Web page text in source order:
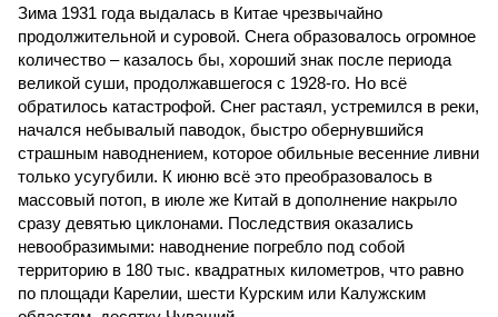
Зима 1931 года выдалась в Китае чрезвычайно
продолжительной и суровой. Снега образовалось огромное
количество – казалось бы, хороший знак после периода
великой суши, продолжавшегося с 1928-го. Но всё
обратилось катастрофой. Снег растаял, устремился в реки,
начался небывалый паводок, быстро обернувшийся
страшным наводнением, которое обильные весенние ливни
только усугубили. К июню всё это преобразовалось в
массовый потоп, в июле же Китай в дополнение накрыло
сразу девятью циклонами. Последствия оказались
невообразимыми: наводнение погребло под собой
территорию в 180 тыс. квадратных километров, что равно
по площади Карелии, шести Курским или Калужским